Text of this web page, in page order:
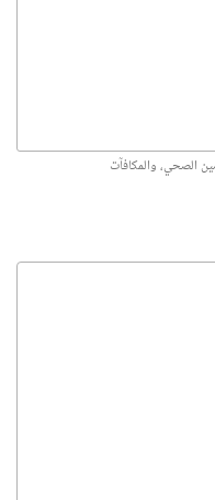
الصحي، والمكافآت